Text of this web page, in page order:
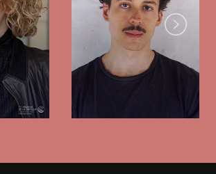
Next